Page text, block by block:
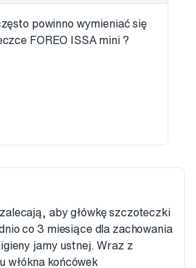
powinno wymieniać się
FOREO ISSA mini ?
aby główkę szczoteczki
co 3 miesiące dla zachowania
jamy ustnej. Wraz z
włókna końcówek